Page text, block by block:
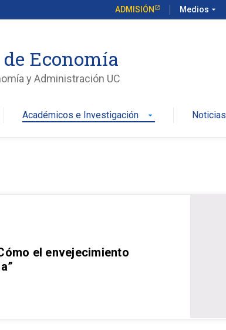
ADMISIÓN Medios arrow_drop_down
Economía
y Administración UC
Académicos e Investigación arrow_drop_down Noticias
el envejecimiento